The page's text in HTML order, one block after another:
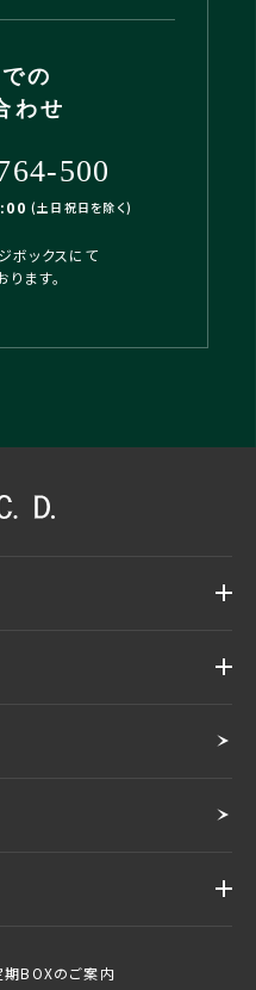
の
わせ
500
(土日祝日を除く)
ボックスにて
ます。
期BOXのご案内